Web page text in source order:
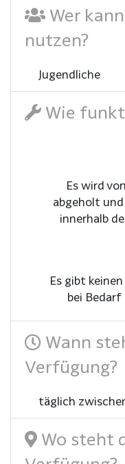
Wer
nutzen?
Jugendliche
Wie
Es wird
abgeholt und
innerhalb
Es gibt
bei
Wann
Verfügung?
täglich
Wo steht